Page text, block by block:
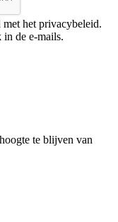
het privacybeleid.
de e-mails.
te blijven van